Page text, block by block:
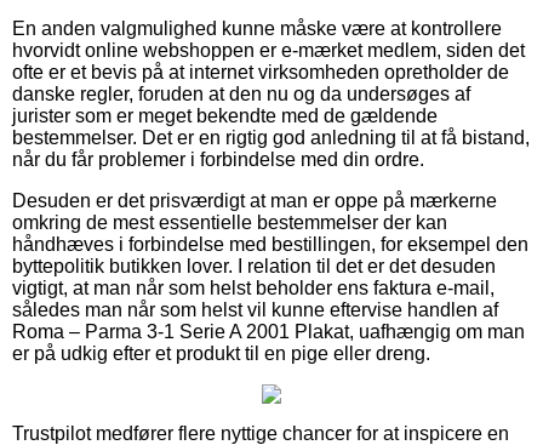
En anden valgmulighed kunne måske være at kontrollere
hvorvidt online webshoppen er e-mærket medlem, siden det
ofte er et bevis på at internet virksomheden opretholder de
danske regler, foruden at den nu og da undersøges af
jurister som er meget bekendte med de gældende
bestemmelser. Det er en rigtig god anledning til at få bistand,
når du får problemer i forbindelse med din ordre.
Desuden er det prisværdigt at man er oppe på mærkerne
omkring de mest essentielle bestemmelser der kan
håndhæves i forbindelse med bestillingen, for eksempel den
byttepolitik butikken lover. I relation til det er det desuden
vigtigt, at man når som helst beholder ens faktura e-mail,
således man når som helst vil kunne eftervise handlen af
Roma – Parma 3-1 Serie A 2001 Plakat, uafhængig om man
er på udkig efter et produkt til en pige eller dreng.
Trustpilot medfører flere nyttige chancer for at inspicere en